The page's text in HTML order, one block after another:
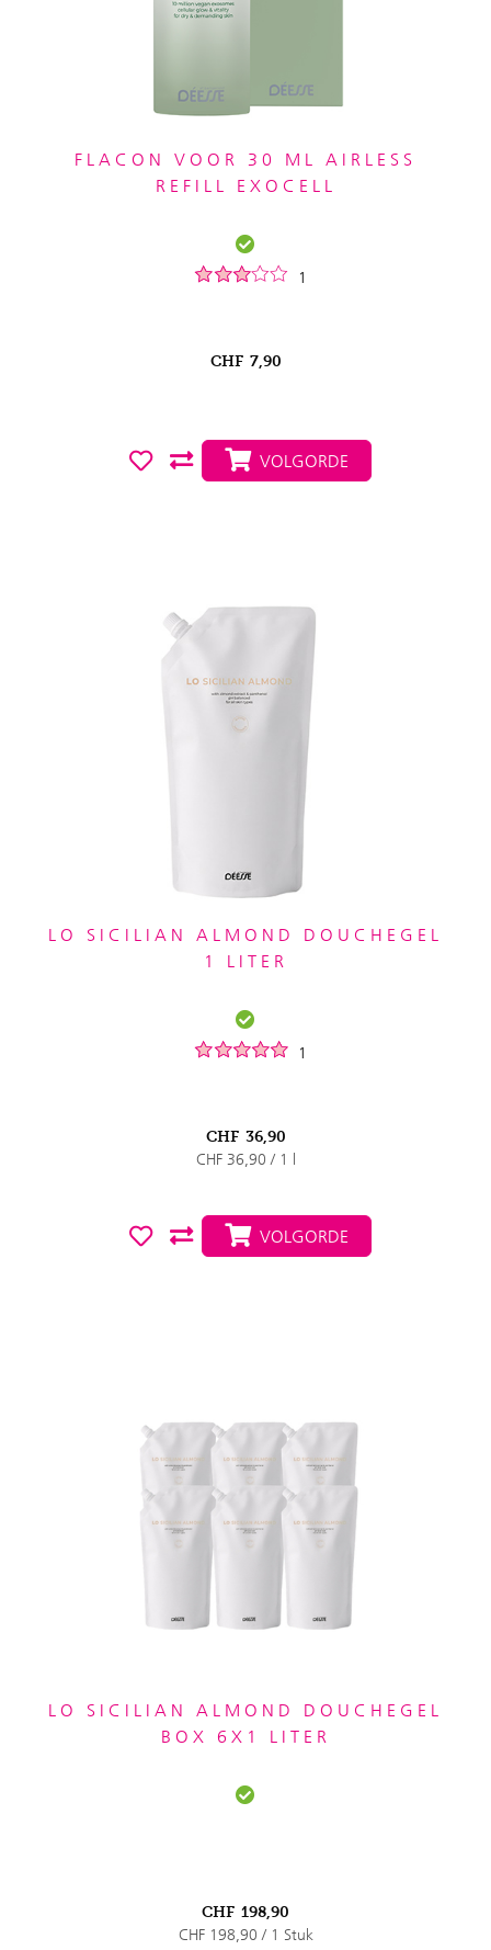
FLACON VOOR 30 ML AIRLESS
REFILL EXOCELL
1
CHF 7,90
VOLGORDE
LO SICILIAN ALMOND DOUCHEGEL
1 LITER
1
CHF 36,90
CHF 36,90 / 1 l
VOLGORDE
LO SICILIAN ALMOND DOUCHEGEL
BOX 6X1 LITER
CHF 198,90
CHF 198,90 / 1 Stuk